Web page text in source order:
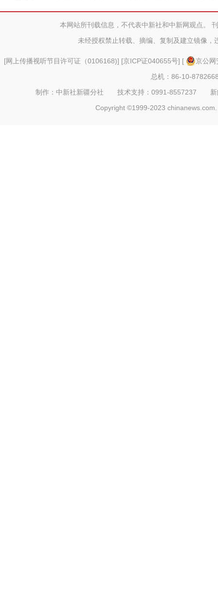
虫衣”
本网站所刊载信息，不代表中新社和中新网观点。
未经授权禁止转载、摘编、复制及建立镜像，
[网上传播视听节目许可证（0106168)] [京ICP证040655号] [
京公
总机：86-10-
制作：中新社新疆分社 技术支持：0991-8557237
Copyright ©1999-2023